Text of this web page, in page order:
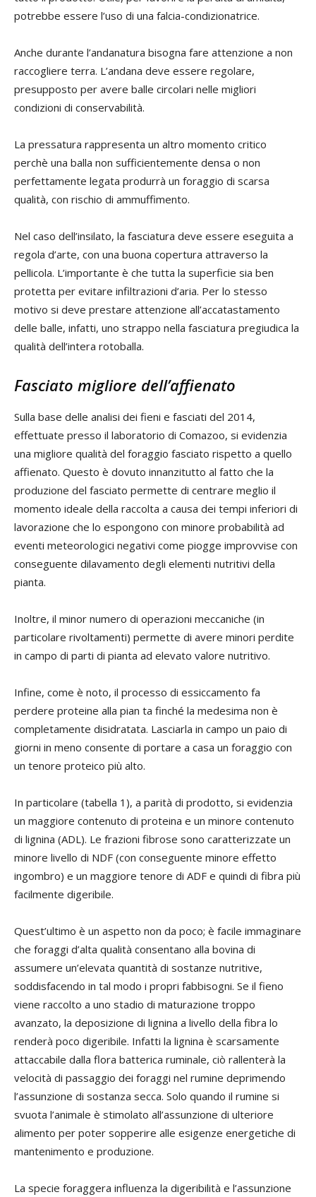
potrebbe essere l’uso di una falcia-condizionatrice.
Anche durante l’andanatura bisogna fare attenzione a non
raccogliere terra. L’andana deve essere regolare,
presupposto per avere balle circolari nelle migliori
condizioni di conservabilità.
La pressatura rappresenta un altro momento critico
perchè una balla non sufficientemente densa o non
perfettamente legata produrrà un foraggio di scarsa
qualità, con rischio di ammuffimento.
Nel caso dell’insilato, la fasciatura deve essere eseguita a
regola d’arte, con una buona copertura attraverso la
pellicola. L’importante è che tutta la superficie sia ben
protetta per evitare infiltrazioni d’aria. Per lo stesso
motivo si deve prestare attenzione all’accatastamento
delle balle, infatti, uno strappo nella fasciatura pregiudica la
qualità dell’intera rotoballa.
Fasciato migliore dell’affienato
Sulla base delle analisi dei fieni e fasciati del 2014,
effettuate presso il laboratorio di Comazoo, si evidenzia
una migliore qualità del foraggio fasciato rispetto a quello
affienato. Questo è dovuto innanzitutto al fatto che la
produzione del fasciato permette di centrare meglio il
momento ideale della raccolta a causa dei tempi inferiori di
lavorazione che lo espongono con minore probabilità ad
eventi meteorologici negativi come piogge improvvise con
conseguente dilavamento degli elementi nutritivi della
pianta.
Inoltre, il minor numero di operazioni meccaniche (in
particolare rivoltamenti) permette di avere minori perdite
in campo di parti di pianta ad elevato valore nutritivo.
Infine, come è noto, il processo di essiccamento fa
perdere proteine alla pian ta finché la medesima non è
completamente disidratata. Lasciarla in campo un paio di
giorni in meno consente di portare a casa un foraggio con
un tenore proteico più alto.
In particolare (tabella 1), a parità di prodotto, si evidenzia
un maggiore contenuto di proteina e un minore contenuto
di lignina (ADL). Le frazioni fibrose sono caratterizzate un
minore livello di NDF (con conseguente minore effetto
ingombro) e un maggiore tenore di ADF e quindi di fibra più
facilmente digeribile.
Quest’ultimo è un aspetto non da poco; è facile immaginare
che foraggi d’alta qualità consentano alla bovina di
assumere un’elevata quantità di sostanze nutritive,
soddisfacendo in tal modo i propri fabbisogni. Se il fieno
viene raccolto a uno stadio di maturazione troppo
avanzato, la deposizione di lignina a livello della fibra lo
renderà poco digeribile. Infatti la lignina è scarsamente
attaccabile dalla flora batterica ruminale, ciò rallenterà la
velocità di passaggio dei foraggi nel rumine deprimendo
l’assunzione di sostanza secca. Solo quando il rumine si
svuota l’animale è stimolato all’assunzione di ulteriore
alimento per poter sopperire alle esigenze energetiche di
mantenimento e produzione.
La specie foraggera influenza la digeribilità e l’assunzione